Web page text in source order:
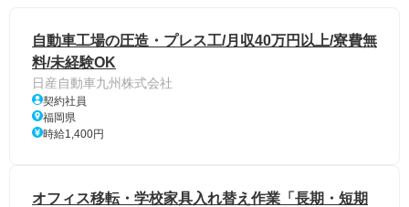
自動車工場の圧造・プレス工/月収40万円以上/寮費無
料/未経験OK
日産自動車九州株式会社
契約社員
福岡県
時給1,400円
オフィス移転・学校家具入れ替え作業「長期・短期